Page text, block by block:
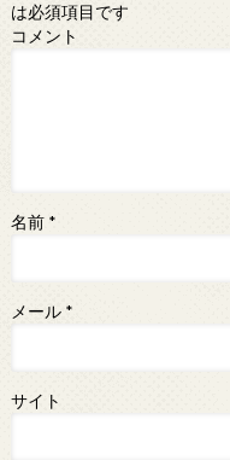
は必須項目です
コメント
名前 *
メール *
サイト